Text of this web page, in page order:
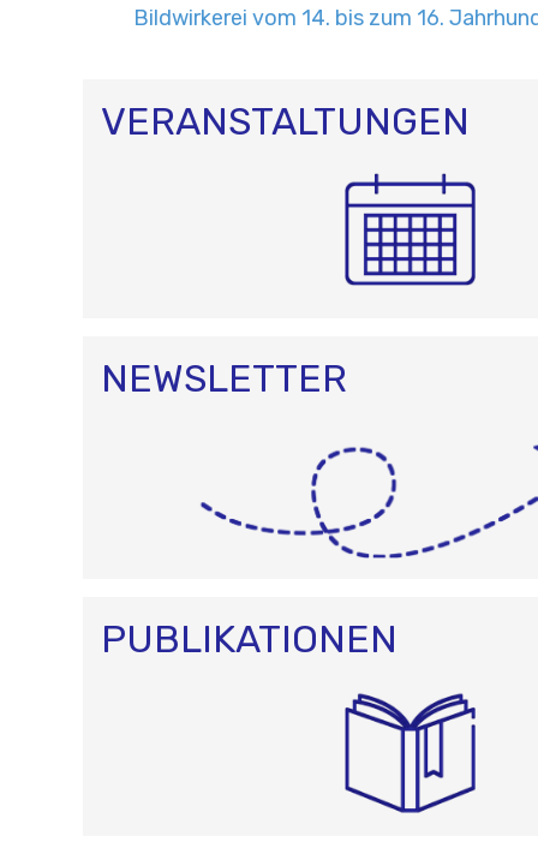
Bildwirkerei vom 14. bis zum 16.
VERANSTALTUNGEN
NEWSLETTER
PUBLIKATIONEN